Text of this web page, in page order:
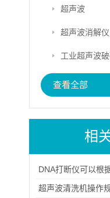
超声波
超声波消解仪
工业超声波
查看全部
相
超声波清洗机操作